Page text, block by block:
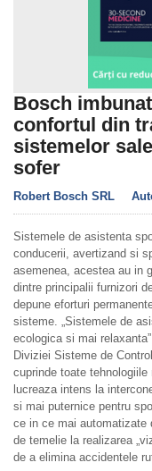
Bosch
confortul din
sistemelor
sofer
Robert Bosch SRL
Sistemele de asistenta
conducerii, avertizand si
asemenea, acestea au in
dintre principalii furnizori
depune eforturi
sisteme. „Sistemele de
ecologica si mai
Diviziei Sisteme de
cuprinde toate
lucreaza intens la
si mai puternice pentru
ce in ce mai automatizate
de temelie la realizarea
de a elimina accidentele